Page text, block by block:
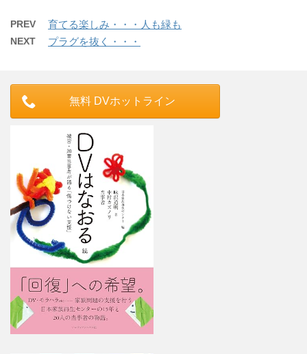
PREV 育てる楽しみ・・・人も緑も
NEXT プラグを抜く・・・
無料 DVホットライン